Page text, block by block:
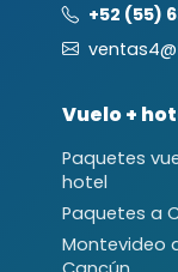
+52 (55)
Vuelo +
Paquetes
hotel
Paquetes a
Montevideo